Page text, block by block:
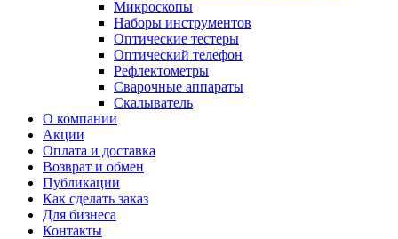
Микроскопы
Наборы инструментов
Оптические тестеры
Оптический телефон
Рефлектометры
Сварочные аппараты
Скалыватель
О компании
Акции
Оплата и доставка
Возврат и обмен
Публикации
Как сделать заказ
Для бизнеса
Контакты